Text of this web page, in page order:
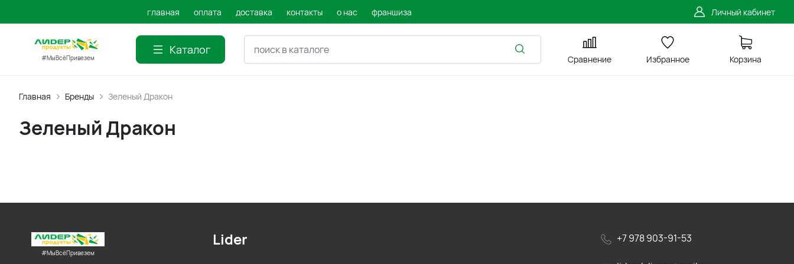
главная оплата доставка контакты о нас франшиза Личный кабинет
#МыВсёПривезем
Каталог
Сравнение Избранное Корзина
Главная Бренды Зеленый Дракон
Зеленый Дракон
#МыВсёПривезем
+7 978 903-91-53
Lider